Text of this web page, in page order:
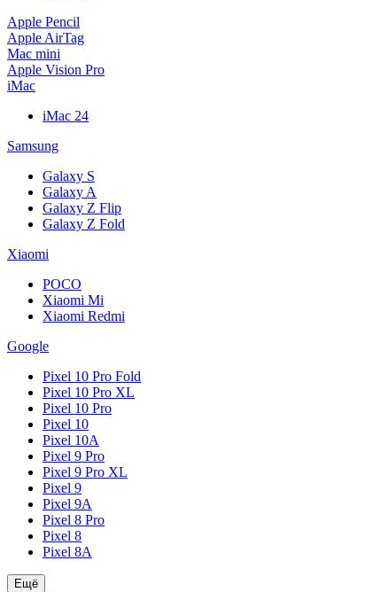
Apple Pencil
Apple AirTag
Mac mini
Apple Vision Pro
iMac
iMac 24
Samsung
Galaxy S
Galaxy A
Galaxy Z Flip
Galaxy Z Fold
Xiaomi
POCO
Xiaomi Mi
Xiaomi Redmi
Google
Pixel 10 Pro Fold
Pixel 10 Pro XL
Pixel 10 Pro
Pixel 10
Pixel 10A
Pixel 9 Pro
Pixel 9 Pro XL
Pixel 9
Pixel 9A
Pixel 8 Pro
Pixel 8
Pixel 8A
Ещё